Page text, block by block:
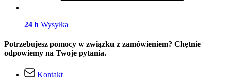
24 h Wysyłka
Potrzebujesz pomocy w związku z zamówieniem? Chętnie
odpowiemy na Twoje pytania.
Kontakt